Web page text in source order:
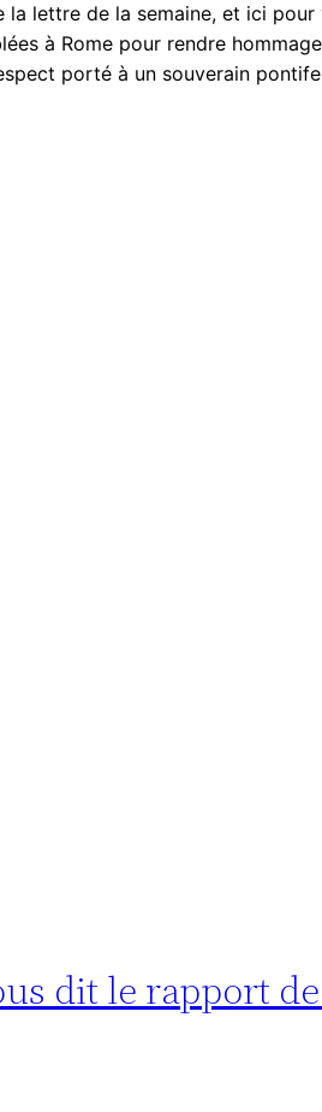
lettre de la semaine, et ici pour
à Rome pour rendre
porté à un souverain
dit le rapport